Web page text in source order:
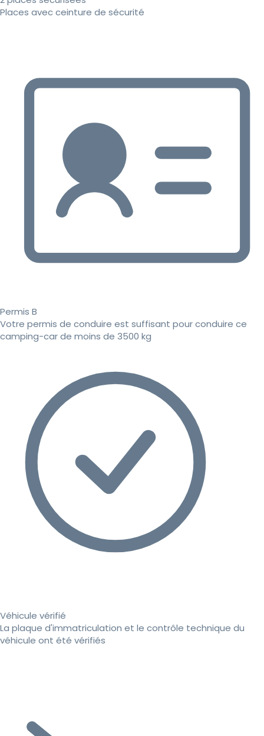
Places avec ceinture de sécurité
Permis B
Votre permis de conduire est suffisant pour conduire ce
camping-car de moins de 3500 kg
Véhicule vérifié
La plaque d'immatriculation et le contrôle technique du
véhicule ont été vérifiés